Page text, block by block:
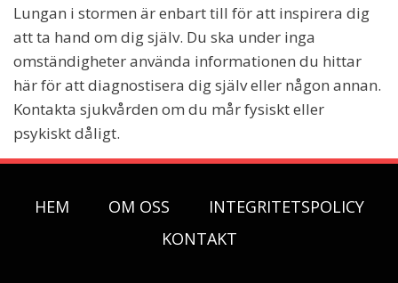
Lungan i stormen är enbart till för att inspirera dig
att ta hand om dig själv. Du ska under inga
omständigheter använda informationen du hittar
här för att diagnostisera dig själv eller någon annan.
Kontakta sjukvården om du mår fysiskt eller
psykiskt dåligt.
HEM OM OSS
INTEGRITETSPOLICY
KONTAKT